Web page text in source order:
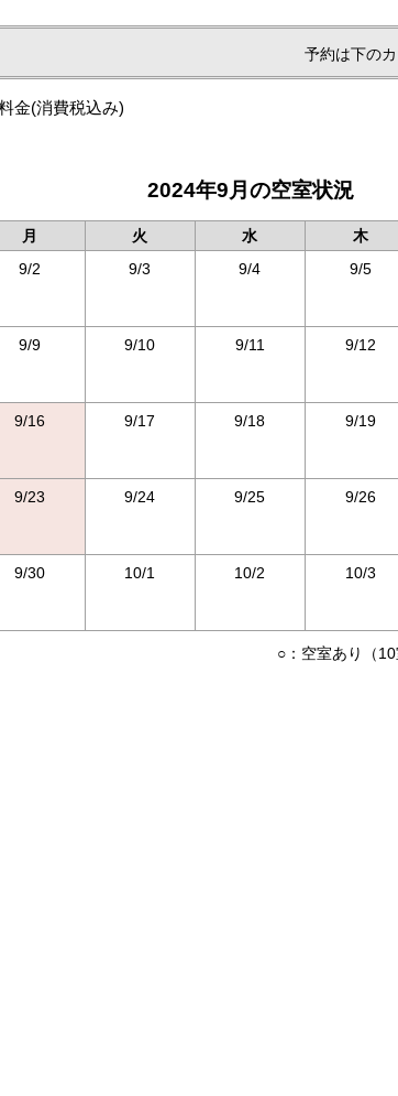
予約は下の
金(消費税込み)
2024年9月の空室状況
月 火 水 木
9/2 9/3 9/4 9/5
9/9 9/10 9/11 9/12
9/16 9/17 9/18 9/19
9/23 9/24 9/25 9/26
9/30 10/1 10/2 10/3
○：空室あり（